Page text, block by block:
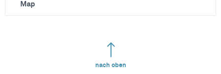
Map
nach oben